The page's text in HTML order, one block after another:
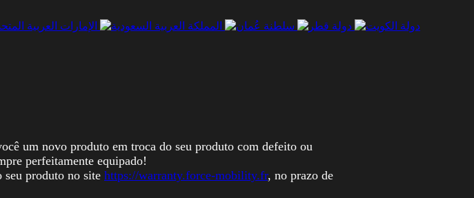
um novo produto em troca do seu produto com defeito ou
perfeitamente equipado!
seu produto no site https://warranty.force-mobility.fr, no prazo de